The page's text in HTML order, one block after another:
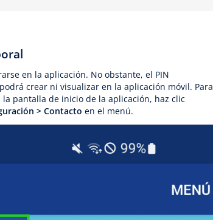
en la aplicación. No obstante, el PIN
crear ni visualizar en la aplicación móvil. Para
pantalla de inicio de la aplicación, haz clic
> Contacto en el menú.